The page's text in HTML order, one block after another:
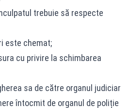
trebuie să respecte
este chemat;
cu privire la schimbarea
sa de către organul judiciar
întocmit de organul de poliție